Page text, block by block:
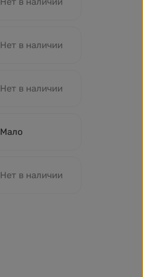
Нет в наличии
Нет в наличии
Мало
Нет в наличии